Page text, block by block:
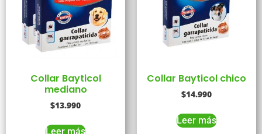
Collar Bayticol
mediano
$13.990
Leer más
Collar Bayticol chico
$14.990
Leer más